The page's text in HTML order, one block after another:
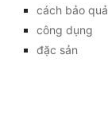
cách bảo
công dụng
đặc sản